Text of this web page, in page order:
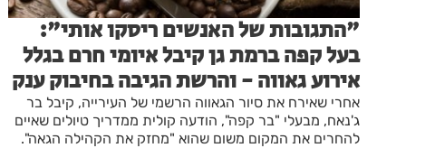
"התגובות של האנשים ריסקו אותי":
בעל קפה ברמת גן קיבל איומי חרם בגלל
אירוע גאווה - והרשת הגיבה בחיבוק ענק
אחרי שאירח את סיור הגאווה הרשמי של העירייה, קיבל בר
ג'נאח, מבעלי "בר קפה", הודעה קולית ממדריך טיולים שאיים
להחרים את המקום משום שהוא "מחזק את הקהילה הגאה".